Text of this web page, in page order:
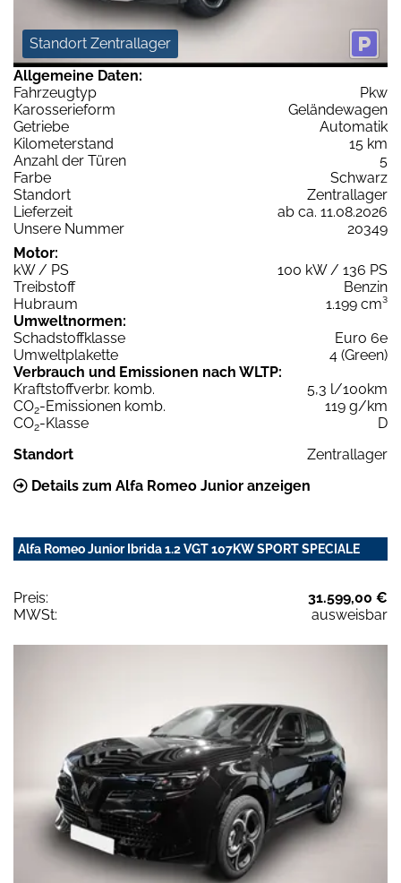
Standort Zentrallager
Allgemeine Daten:
Fahrzeugtyp
Pkw
Karosserieform
Geländewagen
Getriebe
Automatik
Kilometerstand
15 km
Anzahl der Türen
5
Farbe
Schwarz
Standort
Zentrallager
Lieferzeit
ab ca. 11.08.2026
Unsere Nummer
20349
Motor:
kW / PS
100 kW / 136 PS
Treibstoff
Benzin
Hubraum
1.199 cm³
Umweltnormen:
Schadstoffklasse
Euro 6e
Umweltplakette
4 (Green)
Verbrauch und Emissionen nach WLTP:
Kraftstoffverbr. komb.
5,3 l/100km
CO2-Emissionen komb.
119 g/km
CO2-Klasse
D
Standort
Zentrallager
Details zum Alfa Romeo Junior anzeigen
Alfa Romeo Junior Ibrida 1.2 VGT 107KW SPORT SPECIALE
Preis:
31.599,00 €
MWSt:
ausweisbar